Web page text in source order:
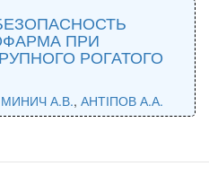
ПРИ
РОГАТОГО
МИНИЧ А.В., АНТІПОВ А.А.